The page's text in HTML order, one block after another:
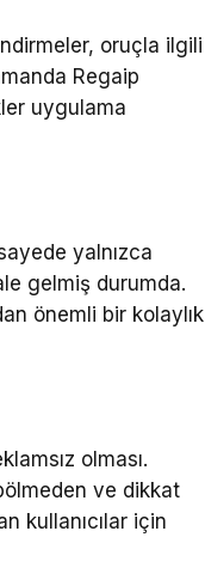
oruçla ilgili
Regaip
uygulama
yalnızca
gelmiş durumda.
önemli bir kolaylık
olması.
ve dikkat
kullanıcılar için